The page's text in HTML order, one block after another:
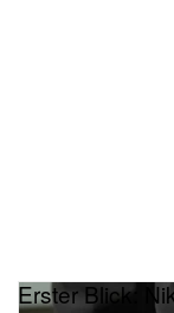
Erster Blick: